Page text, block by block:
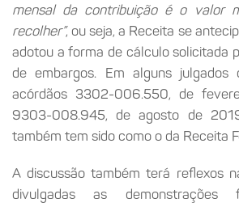
mensal da contribuição é o valor
recolher”, ou seja, a Receita se
adotou a forma de cálculo solicitada
de embargos. Em alguns
acórdãos 3302-006.550, de
9303-008.945, de agosto de
também tem sido como o da Receita
A discussão também terá reflexos
divulgadas as demonstrações